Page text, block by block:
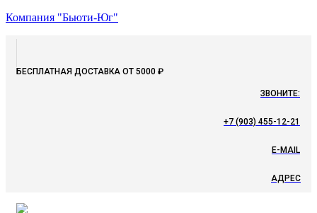
Компания "Бьюти-Юг"
БЕСПЛАТНАЯ ДОСТАВКА ОТ 5000 ₽
ЗВОНИТЕ:
+7 (903) 455-12-21
E-MAIL
АДРЕС